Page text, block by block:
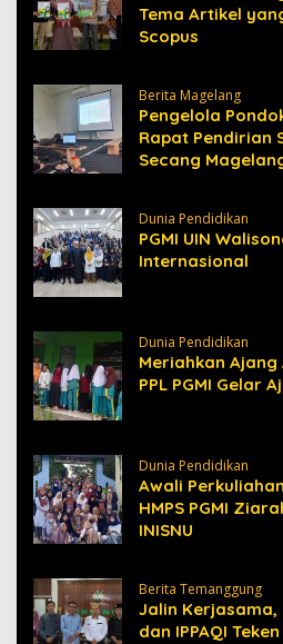
Tema Artikel
Scopus
Berita Magelang
Pengelola
Rapat Pendirian
Secang
Dunia Pendidikan
PGMI UIN
Internasional
Dunia Pendidikan
Meriahkan Ajang
PPL PGMI Gelar
Dunia Pendidikan
Awali
HMPS PGMI
INISNU
Berita Temanggung
Jalin Kerjasama,
dan IPPAQI